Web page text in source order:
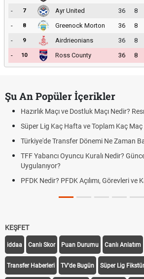
-
7 Ayr United 36 8
-
8 Greenock Morton 36 8
-
9 Airdrieonians 36 8
-
10 Ross County 36 8
Şu An Popüler İçerikler
Hazırlık Maçı ve Dostluk Maçı Nedir?
Süper Lig Kaç Hafta ve Toplam Kaç Maç
Türkiye'de Transfer Dönemi Ne Zaman
TFF Yabancı Oyuncu Kuralı Nedir?
Uygulanıyor?
PFDK Nedir? PFDK Açılımı, Görevleri ve
KEŞFET
iddaa Canlı Skor Puan Durumu Canlı Anlatım
Transfer Haberleri TV'de Bugün Süper Lig Fikstür